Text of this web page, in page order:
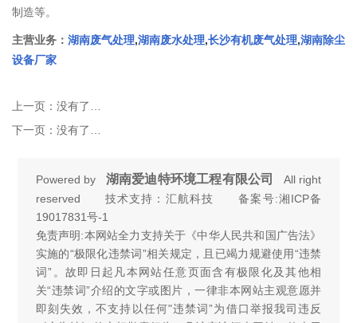
制造等。
主营业务： 湖南废气处理,湖南废水处理,长沙有机废气处理,湖南除尘
设备厂家
上一页： 没有了…
下一页： 没有了…
Powered by 湖南爱迪特环境工程有限公司
All right
reserved 技术支持：汇航科技 备案号:湘ICP备
19017831号-1
免责声明:本网站全力支持关于《中华人民共和国广告法》
实施的“极限化违禁词”相关规定，且已竭力规避使用“违禁
词”。故即日起凡本网站任意页面含有极限化及其他相
关“违禁词”介绍的文字或图片，一律非本网站主观意愿并
即刻失效，不支持以任何"违禁词”为借口举报我司违反